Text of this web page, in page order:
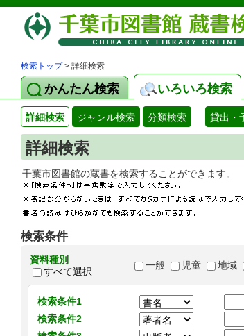
検索トップ> 詳細検索
かんたん検索 いろいろ検索
詳細検索 ジャンル検索 分類検索 貸出・
詳細検索
千葉市図書館の蔵書を検索するこ
検索条件
資料種別
すべて選択
一般 児童 地域
検索条件1
検索条件2